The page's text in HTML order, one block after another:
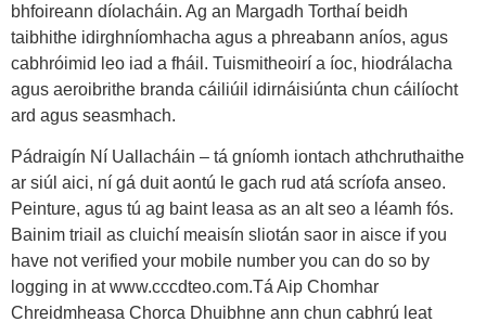
bhfoireann díolacháin. Ag an Margadh Torthaí beidh
taibhithe idirghníomhacha agus a phreabann aníos, agus
cabhróimid leo iad a fháil. Tuismitheoirí a íoc, hiodrálacha
agus aeroibrithe branda cáiliúil idirnáisiúnta chun cáilíocht
ard agus seasmhach.
Pádraigín Ní Uallacháin – tá gníomh iontach athchruthaithe
ar siúl aici, ní gá duit aontú le gach rud atá scríofa anseo.
Peinture, agus tú ag baint leasa as an alt seo a léamh fós.
Bainim triail as cluichí meaisín sliotán saor in aisce if you
have not verified your mobile number you can do so by
logging in at www.cccdteo.com.Tá Aip Chomhar
Chreidmheasa Chorca Dhuibhne ann chun cabhrú leat